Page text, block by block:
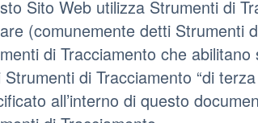
Sito Web utilizza Strumenti di
(comunemente detti Strumenti
di Tracciamento che
di Tracciamento “di
all’interno di questo